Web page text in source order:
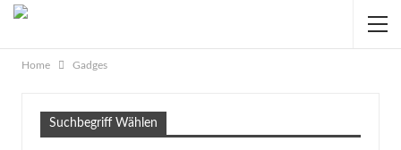
Home Gadges
Suchbegriff Wählen